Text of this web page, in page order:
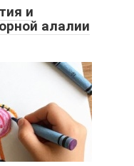
и
алалии